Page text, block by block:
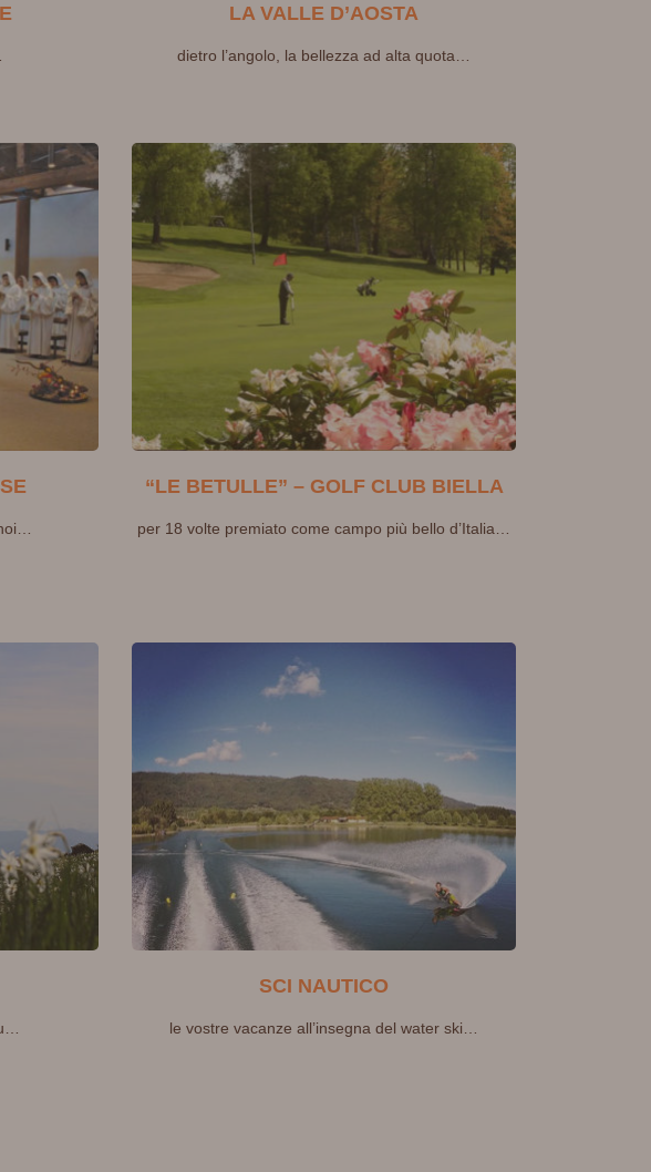
LA VALLE D’AOSTA
dietro l’angolo, la bellezza ad alta quota…
“LE BETULLE” – GOLF CLUB BIELLA
per 18 volte premiato come campo più bello d’Italia…
SCI NAUTICO
le vostre vacanze all’insegna del water ski…